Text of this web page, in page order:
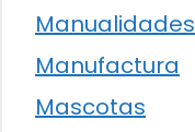
Manualidades
Manufactura
Mascotas